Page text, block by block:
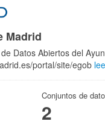
Madrid
Datos Abiertos del
portal/site/egob
Conjuntos de
2